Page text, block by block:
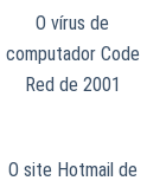
O vírus de
computador Code
Red de 2001
O site Hotmail de